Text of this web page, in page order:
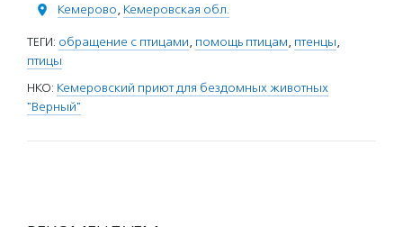
Кемерово, Кемеровская обл.
ТЕГИ: обращение с птицами, помощь птицам, птенцы,
птицы
НКО: Кемеровский приют для бездомных животных
"Верный"